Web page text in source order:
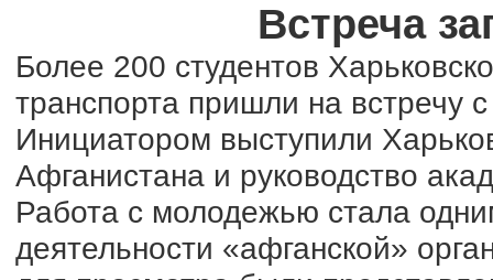
Встреча
Более 200 студентов
транспорта пришли на встречу
Инициатором выступили
Афганистана и руководство
Работа с молодежью стала
деятельности «афганской»